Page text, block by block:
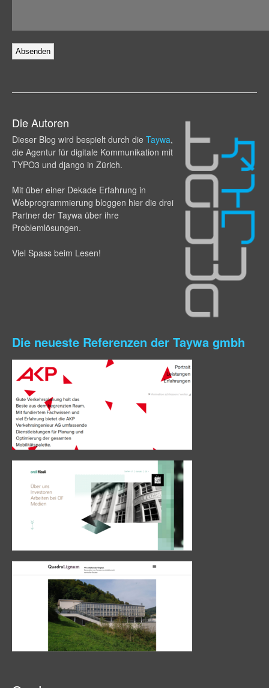
Die Autoren
Dieser Blog wird bespielt durch die Taywa,
die Agentur für digitale Kommunikation mit
TYPO3 und django in Zürich.
Mit über einer Dekade Erfahrung in
Webprogram­mierung bloggen hier die drei
Partner der Taywa über ihre
Problemlösungen.
Viel Spass beim Lesen!